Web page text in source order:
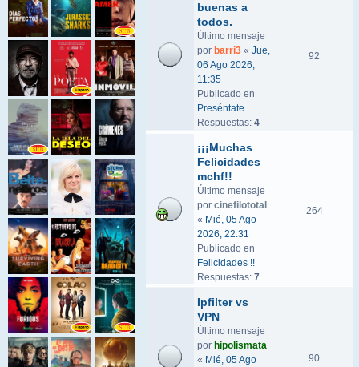
buenas a
todos.
Último mensaje
por barri3 « Jue,
06 Ago 2026,
11:35
Publicado en
Preséntate
Respuestas: 4
92
¡¡¡Muchas
Felicidades
mchf!!
Último mensaje
por cinefilototal
« Mié, 05 Ago
2026, 22:31
Publicado en
Felicidades !!
Respuestas: 7
264
Ipfilter vs
VPN
Último mensaje
por hipolismata
« Mié, 05 Ago
90